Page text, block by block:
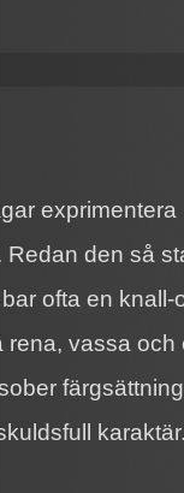
den så
ofta en
rena, vassa